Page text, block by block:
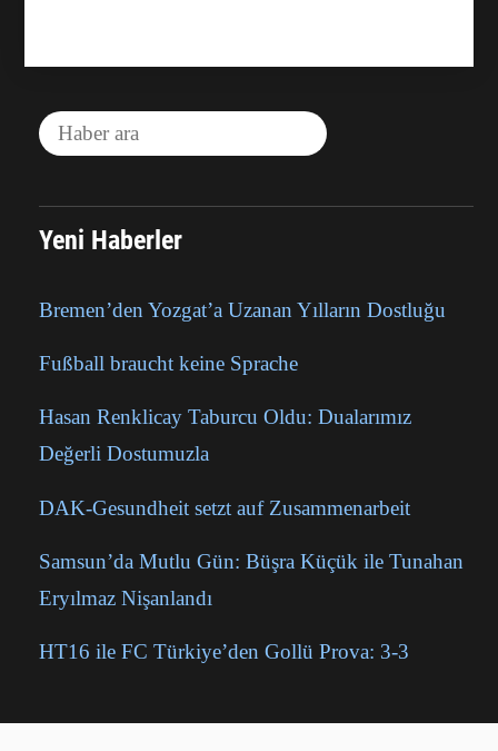
Yeni Haberler
Bremen’den Yozgat’a Uzanan Yılların Dostluğu
Fußball braucht keine Sprache
Hasan Renklicay Taburcu Oldu: Dualarımız
Değerli Dostumuzla
DAK-Gesundheit setzt auf Zusammenarbeit
Samsun’da Mutlu Gün: Büşra Küçük ile Tunahan
Eryılmaz Nişanlandı
HT16 ile FC Türkiye’den Gollü Prova: 3-3